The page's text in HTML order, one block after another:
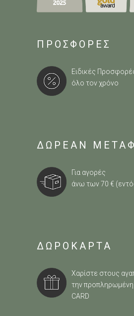
ΠΡΟΣΦΟΡΕΣ
Ειδικές
όλο τον χρόνο
ΔΩΡΕΑΝ
Για αγορές
άνω των 70 €
ΔΩΡΟΚΑΡΤΑ
Χαρίστε στους
την προπληρωμένη
CARD